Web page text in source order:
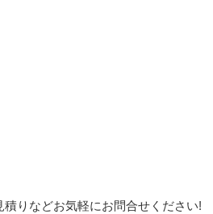
りなどお気軽にお問合せください!